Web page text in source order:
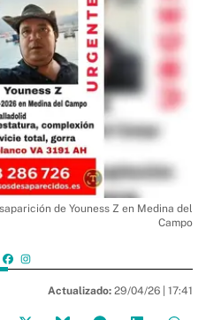
de Youness Z en Medina del
Campo
Actualizado: 29/04/26 | 17:41